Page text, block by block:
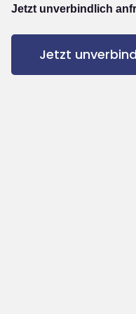
Jetzt unverbindlich
Jetzt